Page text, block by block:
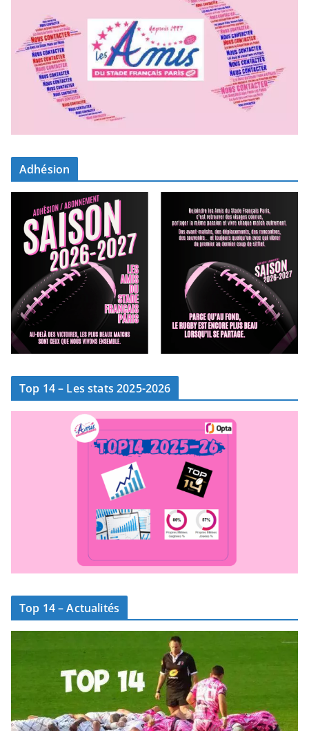
Adhésion
Top 14 – Les stats 2025-2026
Top 14 – Actualités